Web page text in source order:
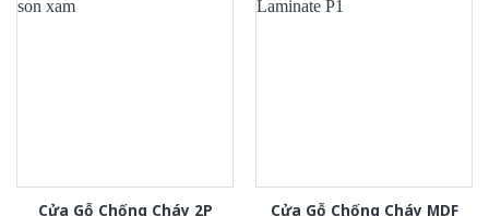
Cửa Gỗ Chống Cháy 2P
Cửa Gỗ Chống Cháy MDF